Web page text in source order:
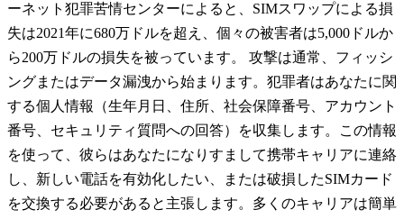
ーネット犯罪苦情センターによると、SIMスワップによる損
失は2021年に680万ドルを超え、個々の被害者は5,000ドルか
ら200万ドルの損失を被っています。 攻撃は通常、フィッシ
ングまたはデータ漏洩から始まります。犯罪者はあなたに関
する個人情報（生年月日、住所、社会保障番号、アカウント
番号、セキュリティ質問への回答）を収集します。この情報
を使って、彼らはあなたになりすまして携帯キャリアに連絡
し、新しい電話を有効化したい、または破損したSIMカード
を交換する必要があると主張します。多くのキャリアは簡単